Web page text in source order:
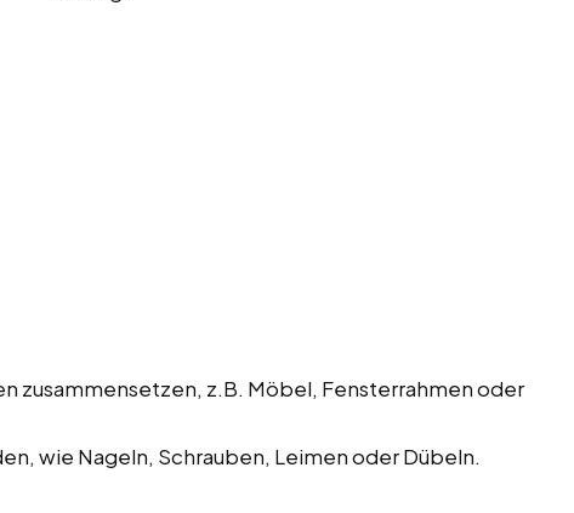
zusammensetzen, z.B. Möbel, Fensterrahmen oder
wie Nageln, Schrauben, Leimen oder Dübeln.